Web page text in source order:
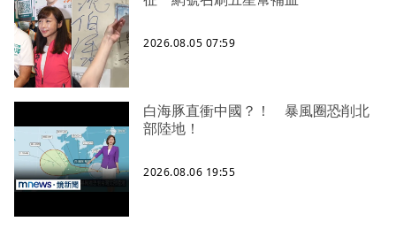
2026.08.05 07:59
白海豚直衝中國？！ 暴風圈恐削北
部陸地！
2026.08.06 19:55